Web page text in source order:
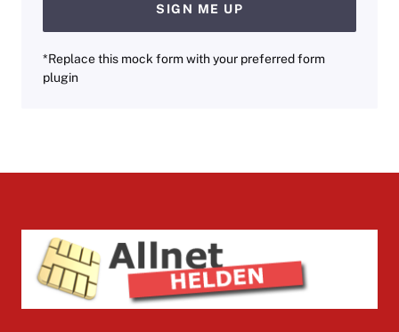
SIGN ME UP
*Replace this mock form with your preferred form
plugin